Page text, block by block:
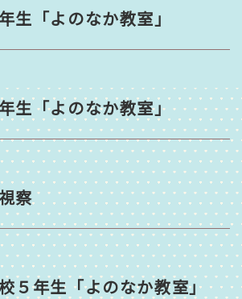
生「よのなか教室」
生「よのなか教室」
察
５年生「よのなか教室」